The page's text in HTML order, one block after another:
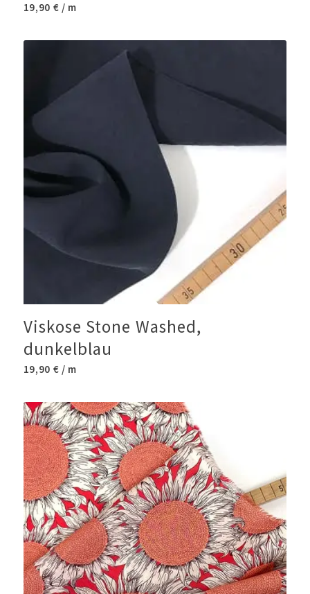
19,90 € / m
Viskose Stone Washed,
dunkelblau
19,90 € / m